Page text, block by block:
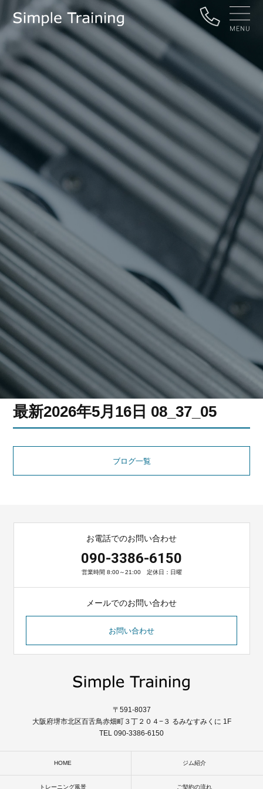
最新2026年5月16日 08_37_05
ブログ一覧
お電話でのお問い合わせ
090-3386-6150
営業時間 8:00～21:00 定休日：日曜
メールでのお問い合わせ
お問い合わせ
〒591-8037
大阪府堺市北区百舌鳥赤畑町３丁２０４−３ るみなすみくに 1F
TEL 090-3386-6150
HOME ジム紹介
トレーニング風景 ご契約の流れ